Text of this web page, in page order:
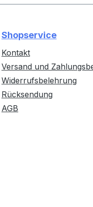
Shopservice
Kontakt
Versand und
Widerrufsbelehrung
Rücksendung
AGB